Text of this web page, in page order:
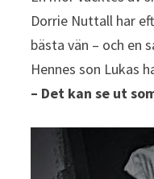
Dorrie Nuttall har
bästa vän – och en
Hennes son Lukas
– Det kan se ut